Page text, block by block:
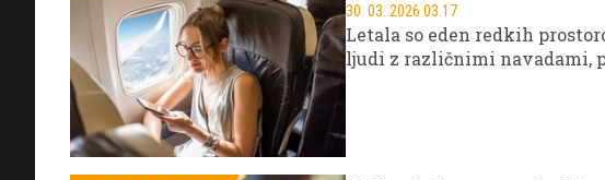
30. 03. 2026 03.17
Letala so eden redkih
ljudi z različnimi navadami,